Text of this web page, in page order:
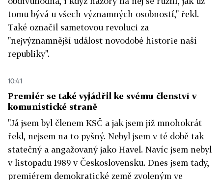
tomu bývá u všech významných osobností," řekl.
Také označil sametovou revoluci za
"nejvýznamnější událost novodobé historie naší
republiky".
10:41
Premiér se také vyjádřil ke svému členství v
komunistické straně
"Já jsem byl členem KSČ a jak jsem již mnohokrát
řekl, nejsem na to pyšný. Nebyl jsem v té době tak
statečný a angažovaný jako Havel. Navíc jsem nebyl
v listopadu 1989 v Československu. Dnes jsem tady,
premiérem demokratické země zvoleným ve